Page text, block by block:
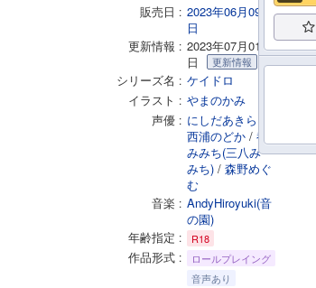
販売日
2023年06月09
日
更新情報
2023年07月01
日
更新情報
シリーズ名
ケイドロ
イラスト
やまのかみ
声優
にしだあきら
西浦のどか / 都
みみち(三八み
みち) / 森野めぐ
む
音楽
AndyHiroyuki(音
の園)
年齢指定
R18
作品形式
ロールプレイング
音声あり